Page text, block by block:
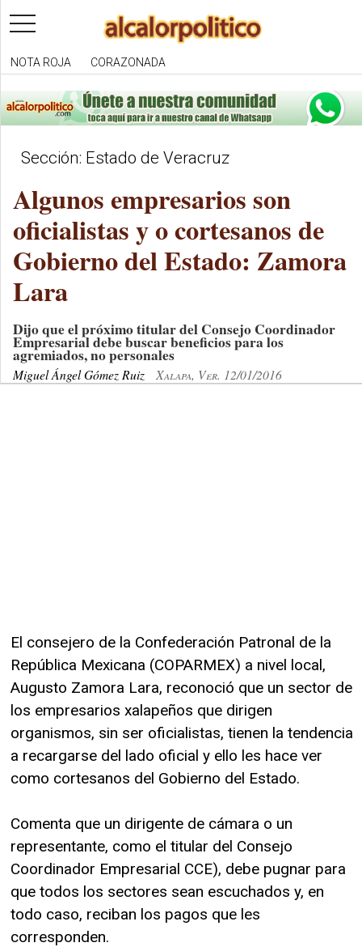
toggle
navigation
NOTA ROJA CORAZONADA
Sección: Estado de Veracruz
Algunos empresarios son
oficialistas y o cortesanos de
Gobierno del Estado: Zamora
Lara
Dijo que el próximo titular del Consejo Coordinador
Empresarial debe buscar beneficios para los
agremiados, no personales
Miguel Ángel Gómez Ruiz Xalapa, Ver. 12/01/2016
El consejero de la Confederación Patronal de la
República Mexicana (COPARMEX) a nivel local,
Augusto Zamora Lara, reconoció que un sector de
los empresarios xalapeños que dirigen
organismos, sin ser oficialistas, tienen la tendencia
a recargarse del lado oficial y ello les hace ver
como cortesanos del Gobierno del Estado.
Comenta que un dirigente de cámara o un
representante, como el titular del Consejo
Coordinador Empresarial CCE), debe pugnar para
que todos los sectores sean escuchados y, en
todo caso, reciban los pagos que les
corresponden.